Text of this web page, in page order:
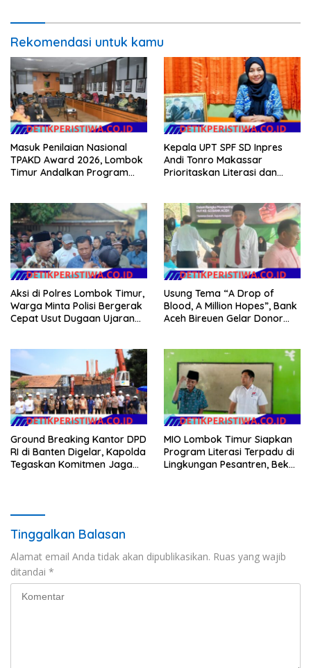
Rekomendasi untuk kamu
Masuk Penilaian Nasional
TPAKD Award 2026, Lombok
Timur Andalkan Program
Warga
Kepala UPT SPF SD Inpres
Andi Tonro Makassar
Prioritaskan Literasi dan
Aksi di Polres Lombok Timur,
Warga Minta Polisi Bergerak
Cepat Usut Dugaan Ujaran
Usung Tema “A Drop of
Blood, A Million Hopes”, Bank
Aceh Bireuen Gelar Donor
Ground Breaking Kantor DPD
RI di Banten Digelar, Kapolda
Tegaskan Komitmen Jaga
MIO Lombok Timur Siapkan
Program Literasi Terpadu di
Lingkungan Pesantren, Bekali
Tinggalkan Balasan
Alamat email Anda tidak akan dipublikasikan. Ruas yang wajib
ditandai *